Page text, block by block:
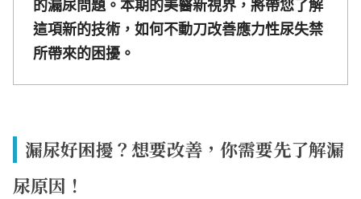
的漏尿問題。本期的美醫新視界，將帶您了解
這項新的技術，如何不動刀改善應力性尿失禁
所帶來的困擾。
漏尿好困擾？想要改善，你需要先了解漏
尿原因！